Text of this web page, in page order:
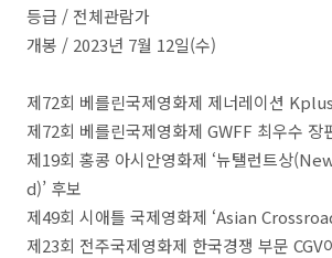
등급 / 전체관람가
개봉 / 2023년 7월 12일(수)
제72회 베를린국제영화제 제너레이션
제72회 베를린국제영화제 GWFF 최우수 장
제19회 홍콩 아시안영화제 ‘뉴탤런트상
d)’ 후보
제49회 시애틀 국제영화제 ‘Asian
제23회 전주국제영화제 한국경쟁 부문 CGV